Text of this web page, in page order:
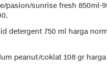
pasion/sunrise fresh 850ml-
detergent 750 ml harga
peanut/coklat 108 gr